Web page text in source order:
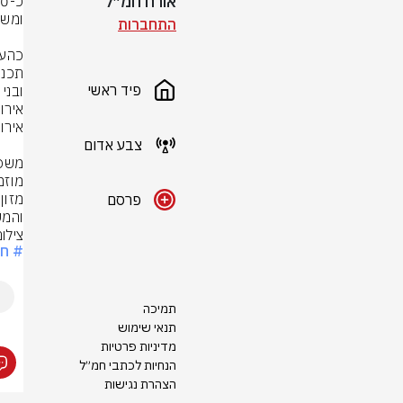
התחברות
פיד ראשי
צבע אדום
פרסם
תמיכה
תנאי שימוש
מדיניות פרטיות
הנחיות לכתבי חמ״ל
הצהרת נגישות
#